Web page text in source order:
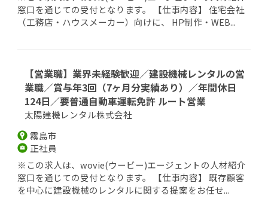
窓口を通じての受付となります。 【仕事内容】 住宅会社
（工務店・ハウスメーカー）向けに、 HP制作・WEB...
【営業職】業界未経験歓迎／建設機械レンタルの営
業職／賞与年3回（7ヶ月分実績あり）／年間休日
124日／要普通自動車運転免許 ルート営業
太陽建機レンタル株式会社
霧島市
正社員
※この求人は、wovie(ウービー)エージェントの人材紹介
窓口を通じての受付となります。 【仕事内容】 既存顧客
を中心に建設機械のレンタルに関する提案をお任せ...